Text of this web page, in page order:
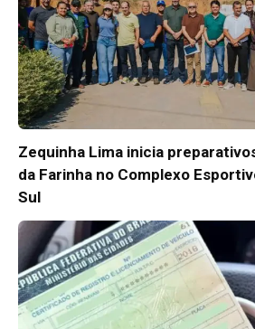
Zequinha Lima inicia
da Farinha no Complexo
Sul